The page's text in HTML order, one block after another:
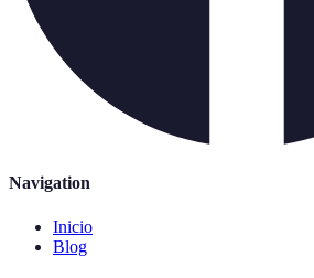
Navigation
Inicio
Blog